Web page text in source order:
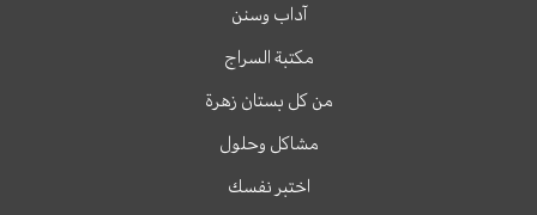
آداب وسنن
مكتبة السراج
من كل بستان زهرة
مشاكل وحلول
اختبر نفسك